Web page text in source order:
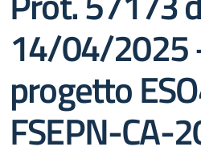
14/04/2025
progetto
FSEPN-CA-